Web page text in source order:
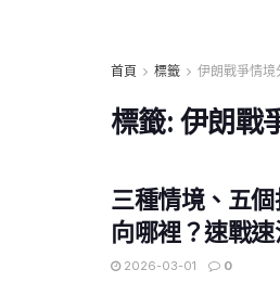
首頁 標籤 伊朗戰爭情境
標籤: 伊朗戰
三種情境、五
向哪裡？速戰
2026-03-01 0